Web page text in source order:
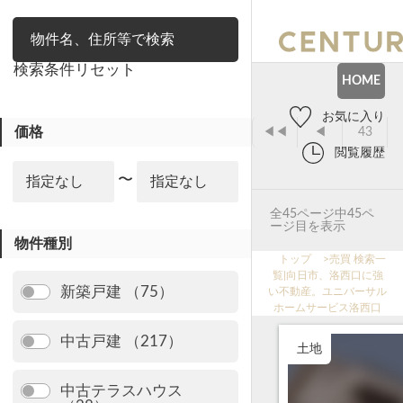
検索条件リセット
価格
〜
物件種別
新築戸建 （75）
中古戸建 （217）
中古テラスハウス
HOME
お気に入り
閲覧履歴
◀◀ ◀ 43
全45ページ中45ペ
ージ目を表示
トップ >売買 検索一
覧|向日市、洛西口に強
い不動産。ユニバーサル
ホームサービス洛西口
土地